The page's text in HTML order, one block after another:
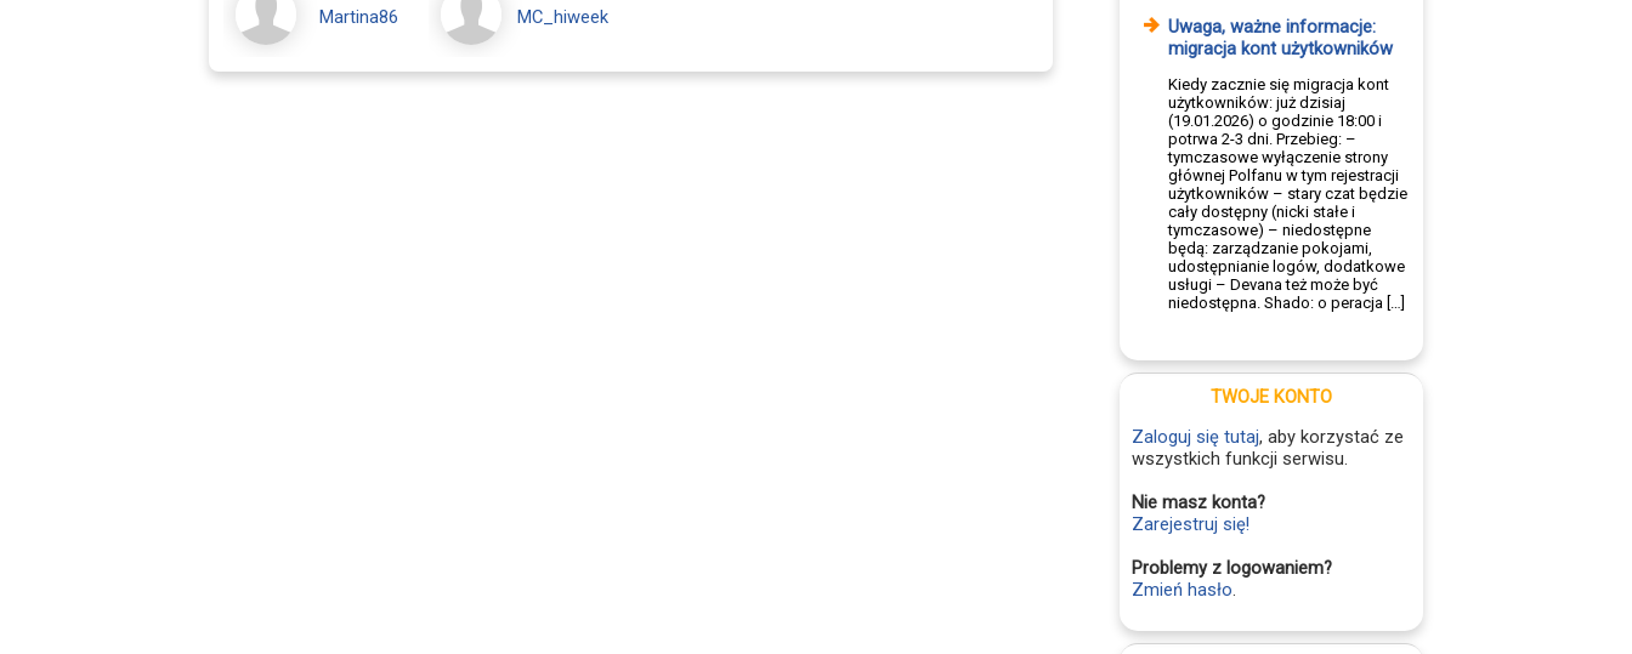
Martina86 MC_hiweek
Uwaga, ważne informacje:
migracja kont użytkowników
Kiedy zacznie się migracja kont
użytkowników: już dzisiaj
(19.01.2026) o godzinie 18:00 i
potrwa 2-3 dni. Przebieg: –
tymczasowe wyłączenie strony
głównej Polfanu w tym rejestracji
użytkowników – stary czat będzie
cały dostępny (nicki stałe i
tymczasowe) – niedostępne
będą: zarządzanie pokojami,
udostępnianie logów, dodatkowe
usługi – Devana też może być
niedostępna. Shado: o peracja […]
TWOJE KONTO
Zaloguj się tutaj, aby korzystać ze
wszystkich funkcji serwisu.
Nie masz konta?
Zarejestruj się!
Problemy z logowaniem?
Zmień hasło.